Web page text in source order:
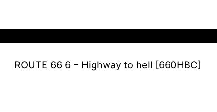
ROUTE 66 6 – Highway to hell [660HBC]